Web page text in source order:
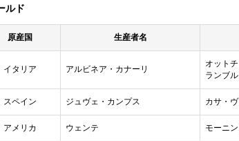
ルド
原産国 生産者名
イタリア アルビネア・カナーリ
オット
ランブ
スペイン ジュヴェ・カンプス カサ・
アメリカ ウェンテ モーニ